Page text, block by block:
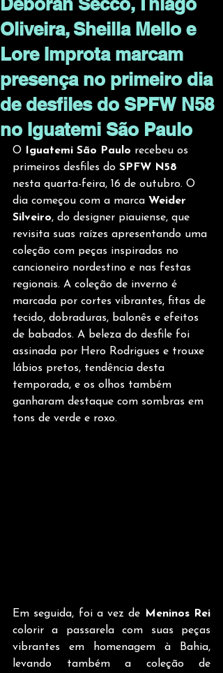
Oliveira, Sheilla Mello e
Lore Improta marcam
presença no primeiro dia
de desfiles do SPFW N58
no Iguatemi São Paulo
O Iguatemi São Paulo recebeu os
primeiros desfiles do SPFW N58
nesta quarta-feira, 16 de outubro. O
dia começou com a marca Weider
Silveiro, do designer piauiense, que
revisita suas raízes apresentando uma
coleção com peças inspiradas no
cancioneiro nordestino e nas festas
regionais. A coleção de inverno é
marcada por cortes vibrantes, fitas de
tecido, dobraduras, balonês e efeitos
de babados. A beleza do desfile foi
assinada por Hero Rodrigues e trouxe
lábios pretos, tendência desta
temporada, e os olhos também
ganharam destaque com sombras em
tons de verde e roxo.
Em seguida, foi a vez de
Meninos Rei
colorir a passarela com suas peças
vibrantes em homenagem à Bahia,
levando também a coleção de